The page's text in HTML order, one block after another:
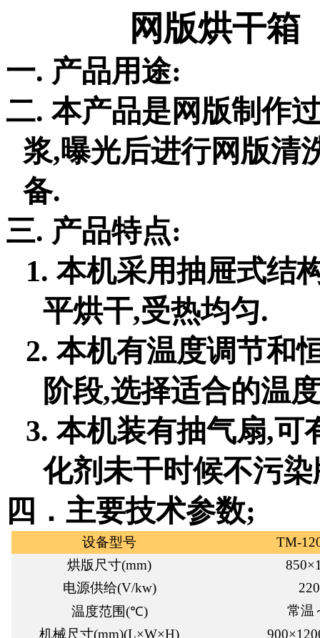
网版烘干箱
一. 产品用途:
二.本产品是网版制作
浆,曝光后进行网版清
备.
三. 产品特点:
1.本机采用抽屉式结
平烘干,受热均匀.
2.本机有温度调节和
阶段,选择适合的温度
3.本机装有抽气扇,可
化剂未干时候不污
四． 主要技术参数;
设备型号
TM-
烘版尺寸(mm) 850×
电源供给(V/kw) 22
温度范围(℃)
常温
机械尺寸(mm)(L×W×H) 900×1 20